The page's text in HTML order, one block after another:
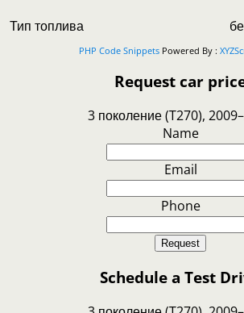
Тип топлива
PHP Code SnippetsPowered By :
Request car
3 поколение (T270),
Name
Email
Phone
Request
Schedule a Test